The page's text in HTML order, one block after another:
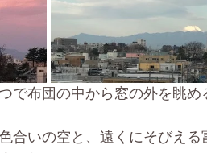
で布団の中から窓の外を眺め
合いの空と、遠くにそびえる